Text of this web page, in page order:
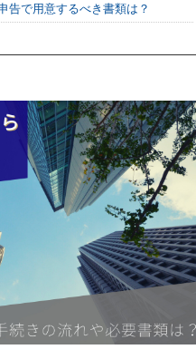
告で用意するべき書類は？